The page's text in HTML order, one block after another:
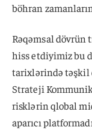
böhran
Rəqəmsal dövrün
hiss etdiyimiz bu
tarixlərində təşkil
Strateji
risklərin qlobal
aparıcı